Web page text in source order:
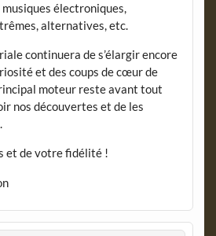
électroniques,
alternatives, etc.
continuera de s’élargir encore
et des coups de cœur de
moteur reste avant tout
nos découvertes et de les
et de votre fidélité !